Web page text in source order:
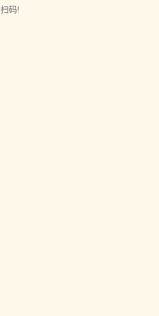
码!